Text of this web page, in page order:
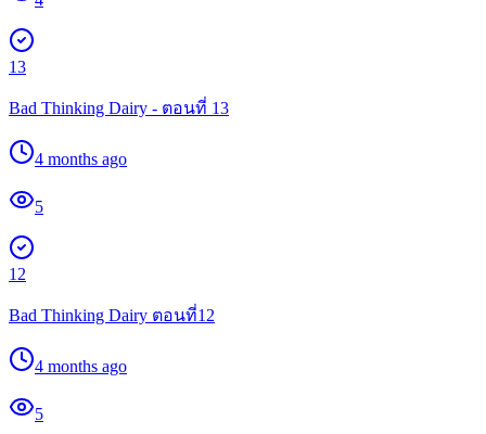
13
Bad Thinking Dairy - ตอนที่ 13
4 months ago
5
12
Bad Thinking Dairy ตอนที่12
4 months ago
5